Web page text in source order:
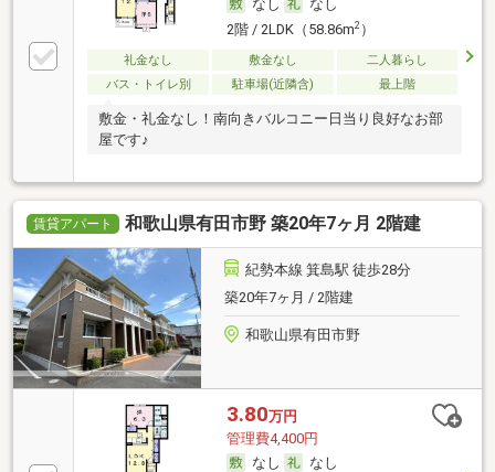
なし
なし
2階 / 2LDK（58.86m2）
礼金なし 敷金なし
二人暮らし
バス・トイレ別
駐車場(近隣含) 最上階
敷金・礼金なし！南向きバルコニー日当り良好なお部
屋です♪
賃貸アパート 和歌山県有田市野 築20年7ヶ月 2階建
紀勢本線 箕島駅 徒歩28分
築20年7ヶ月 / 2階建
和歌山県有田市野
3.80万円
管理費4,400円
なし
なし